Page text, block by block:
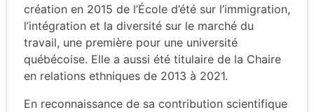
création en 2015 de l’École d’été sur l’immigration,
l’intégration et la diversité sur le marché du
travail, une première pour une université
québécoise. Elle a aussi été titulaire de la Chaire
en relations ethniques de 2013 à 2021.
En reconnaissance de sa contribution scientifique